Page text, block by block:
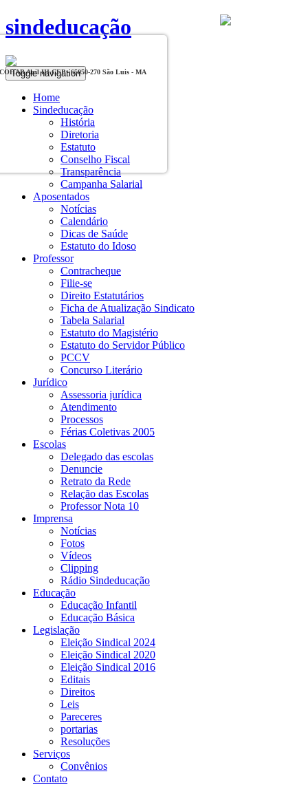
sindeducação
Toggle navigation
Home
Sindeducação
História
Diretoria
Estatuto
Conselho Fiscal
Transparência
Campanha Salarial
Aposentados
Notícias
Calendário
Dicas de Saúde
Estatuto do Idoso
Professor
Contracheque
Filie-se
Direito Estatutários
Ficha de Atualização Sindicato
Tabela Salarial
Estatuto do Magistério
Estatuto do Servidor Público
PCCV
Concurso Literário
Jurídico
Assessoria jurídica
Atendimento
Processos
Férias Coletivas 2005
Escolas
Delegado das escolas
Denuncie
Retrato da Rede
Relação das Escolas
Professor Nota 10
Imprensa
Notícias
Fotos
Vídeos
Clipping
Rádio Sindeducação
Educação
Educação Infantil
Educação Básica
Legislação
Eleição Sindical 2024
Eleição Sindical 2020
Eleição Sindical 2016
Editais
Direitos
Leis
Pareceres
portarias
Resoluções
Serviços
Convênios
Contato
COHAB Anil III CEP - 65050-270 São Luis - MA